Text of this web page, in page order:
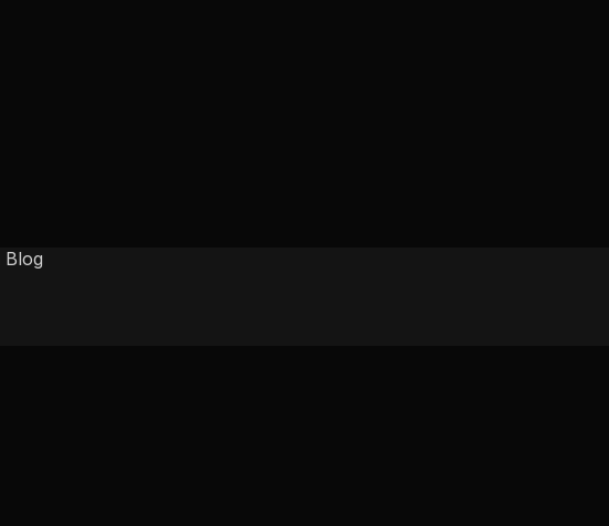
Blog